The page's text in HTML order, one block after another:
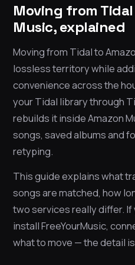
Moving from
Music, explained
Moving from Tidal to
lossless territory while
convenience across the
your Tidal library through
rebuilds it inside Amazon
songs, saved albums and
retyping.
This guide explains what
songs are matched, how
two services really differ. If
install FreeYourMusic,
what to move — the detail